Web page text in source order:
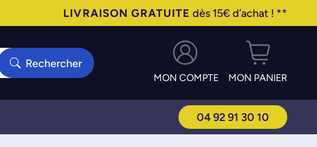
LIVRAISON GRATUITE dès 15€ d’achat ! **
Rechercher
MON COMPTE MON PANIER
04 92 91 30 10